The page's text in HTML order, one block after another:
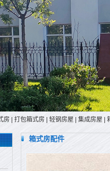
房 打包箱式房 轻钢房屋 集成房屋
箱式房配件